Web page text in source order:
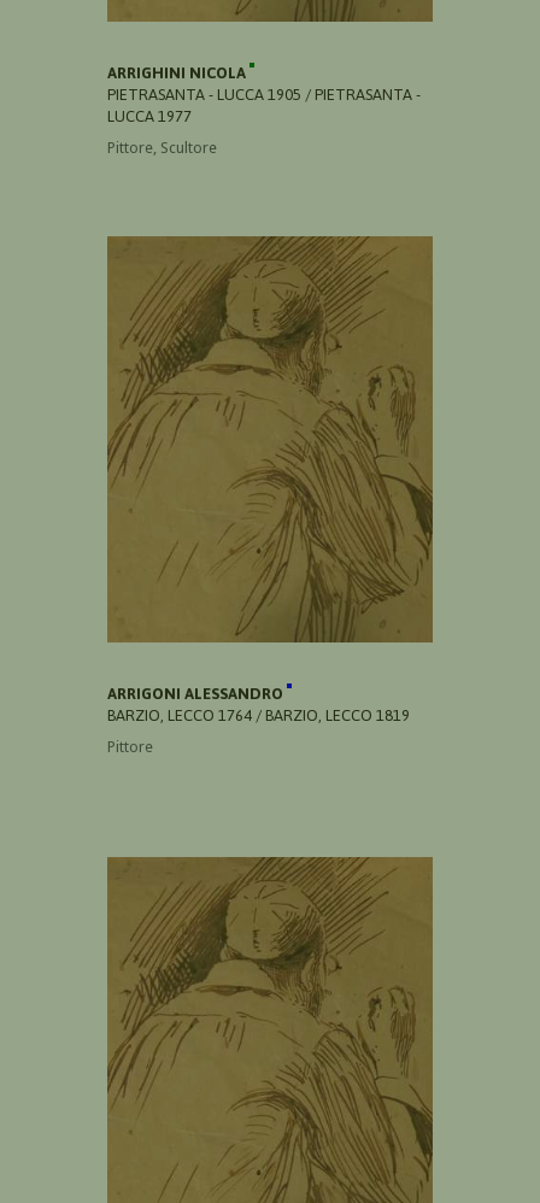
ARRIGHINI NICOLA
PIETRASANTA - LUCCA 1905 / PIETRASANTA -
LUCCA 1977
Pittore, Scultore
ARRIGONI ALESSANDRO
BARZIO, LECCO 1764 / BARZIO, LECCO 1819
Pittore